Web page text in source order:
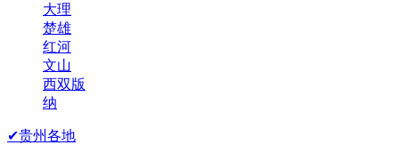
大理
楚雄
红河
文山
西双版
纳
✔贵州各地